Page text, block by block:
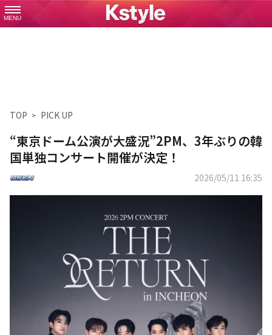
MENU
TOP PICK UP
“東京ドーム公演が大盛況”2PM、3年ぶりの韓
国単独コンサート開催が決定！
2026/05/11 16:35